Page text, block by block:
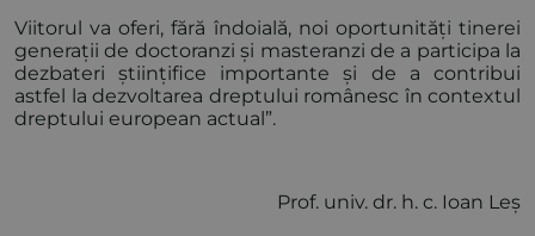
Viitorul va oferi, fără îndoială, noi oportunități tinerei
generații de doctoranzi și masteranzi de a participa la
dezbateri științifice importante și de a contribui
astfel la dezvoltarea dreptului românesc în contextul
dreptului european actual”.
Prof. univ. dr. h. c. Ioan Leș